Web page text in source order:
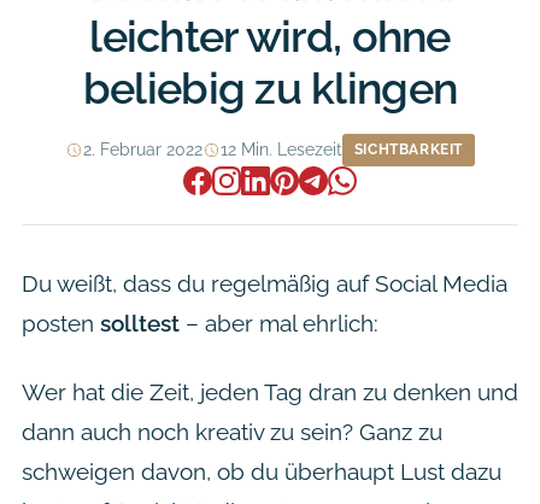
leichter wird, ohne
beliebig zu klingen
2. Februar 2022 12 Min. Lesezeit SICHTBARKEIT
Du weißt, dass du regelmäßig auf Social Media
posten solltest– aber mal ehrlich:
Wer hat die Zeit, jeden Tag dran zu denken und
dann auch noch kreativ zu sein? Ganz zu
schweigen davon, ob du überhaupt Lust dazu